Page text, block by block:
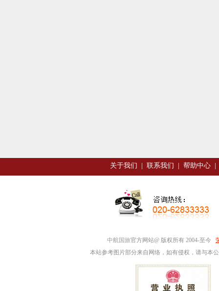
关于我们 联系我们 帮助中心
中航国旅官方网站@ 版权所有 2004-至今
本站参考图片部分来自网络，如有侵权，请与本